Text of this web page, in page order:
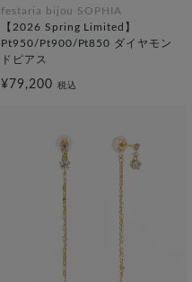
festaria bijou SOPHIA
【2026 Spring Limited】
Pt950/Pt900/Pt850 ダイヤモン
ドピアス
¥79,200 税込